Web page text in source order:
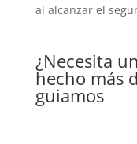
al alcanzar el
¿Necesita
hecho más
guiamos